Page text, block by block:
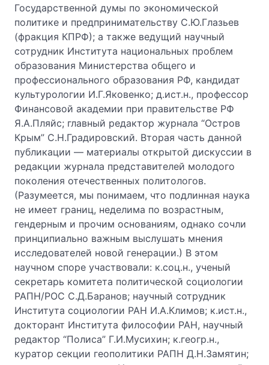
Государственной думы по экономической
политике и предпринимательству С.Ю.Глазьев
(фракция КПРФ); а также ведущий научный
сотрудник Института национальных проблем
образования Министерства общего и
профессионального образования РФ, кандидат
культурологии И.Г.Яковенко; д.ист.н., профессор
Финансовой академии при правительстве РФ
Я.А.Пляйс; главный редактор журнала “Остров
Крым” С.Н.Градировский. Вторая часть данной
публикации — материалы открытой дискуссии в
редакции журнала представителей молодого
поколения отечественных политологов.
(Разумеется, мы понимаем, что подлинная наука
не имеет границ, неделима по возрастным,
гендерным и прочим основаниям, однако сочли
принципиально важным выслушать мнения
исследователей новой генерации.) В этом
научном споре участвовали: к.соц.н., ученый
секретарь комитета политической социологии
РАПН/РОС С.Д.Баранов; научный сотрудник
Института социологии РАН И.А.Климов; к.ист.н.,
докторант Института философии РАН, научный
редактор “Полиса” Г.И.Мусихин; к.геогр.н.,
куратор секции геополитики РАПН Д.Н.Замятин;